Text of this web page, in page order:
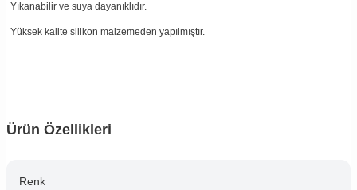
Yıkanabilir ve suya dayanıklıdır.
Yüksek kalite silikon malzemeden yapılmıştır.
Ürün Özellikleri
Renk